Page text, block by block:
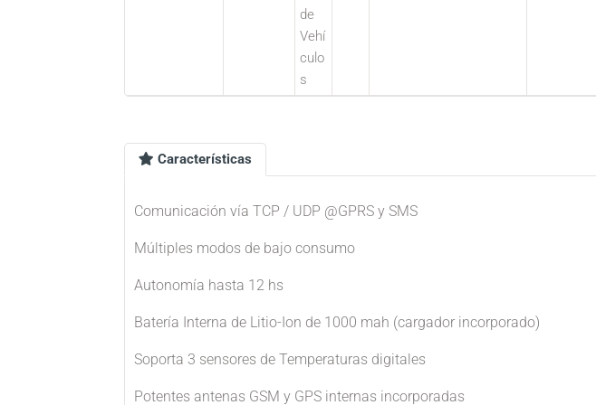
de
Vehí
culo
s
Características
Comunicación vía TCP / UDP @GPRS y SMS
Múltiples modos de bajo consumo
Autonomía hasta 12 hs
Batería Interna de Litio-Ion de 1000 mah (cargador incorporado)
Soporta 3 sensores de Temperaturas digitales
Potentes antenas GSM y GPS internas incorporadas